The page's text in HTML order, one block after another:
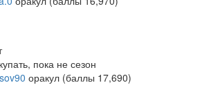
пока не сезон
оракул (баллы 17,690)